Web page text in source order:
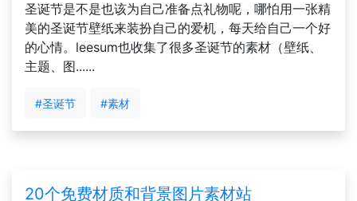
圣诞节是不是也该为自己准备点礼物呢，哪怕用一张精
美的圣诞节壁纸来装扮自己的爱机，每天给自己一个好
的心情。leesum也收集了很多圣诞节的素材（壁纸、
主题、图......
#圣诞节 #素材
20个免费材质和背景图片素材站